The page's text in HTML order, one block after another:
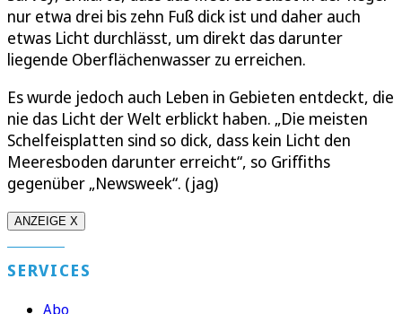
nur etwa drei bis zehn Fuß dick ist und daher auch
etwas Licht durchlässt, um direkt das darunter
liegende Oberflächenwasser zu erreichen.
Es wurde jedoch auch Leben in Gebieten entdeckt, die
nie das Licht der Welt erblickt haben. „Die meisten
Schelfeisplatten sind so dick, dass kein Licht den
Meeresboden darunter erreicht“, so Griffiths
gegenüber „Newsweek“. (jag)
ANZEIGE X
SERVICES
Abo